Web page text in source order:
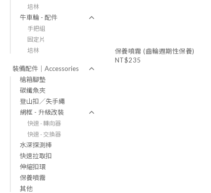
培林
牛車輪 - 配件
手把組
固定片
培林
裝備配件｜Accessories
槍箱腳墊
碳纖魚夾
登山扣／失手繩
網框 - 升級改裝
快速 - 轉向器
快速 - 交換器
水深探測棒
快速拉取扣
伸縮扣環
保養噴霧
其他
保養噴霧 (齒輪週期性保養)
NT$235